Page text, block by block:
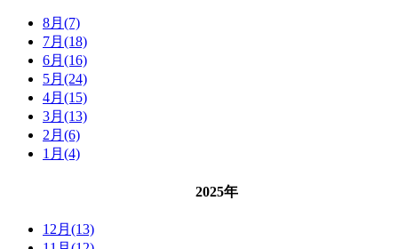
8月(7)
7月(18)
6月(16)
5月(24)
4月(15)
3月(13)
2月(6)
1月(4)
2025年
12月(13)